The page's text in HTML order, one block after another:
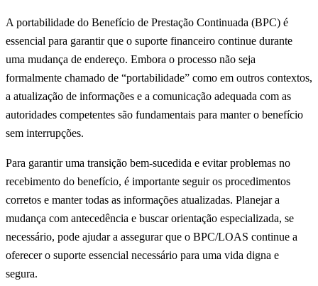
A portabilidade do Benefício de Prestação Continuada (BPC) é
essencial para garantir que o suporte financeiro continue durante
uma mudança de endereço. Embora o processo não seja
formalmente chamado de “portabilidade” como em outros contextos,
a atualização de informações e a comunicação adequada com as
autoridades competentes são fundamentais para manter o benefício
sem interrupções.
Para garantir uma transição bem-sucedida e evitar problemas no
recebimento do benefício, é importante seguir os procedimentos
corretos e manter todas as informações atualizadas. Planejar a
mudança com antecedência e buscar orientação especializada, se
necessário, pode ajudar a assegurar que o BPC/LOAS continue a
oferecer o suporte essencial necessário para uma vida digna e
segura.